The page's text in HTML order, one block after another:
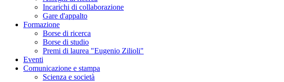
Incarichi di collaborazione
Gare d'appalto
Formazione
Borse di ricerca
Borse di studio
Premi di laurea "Eugenio Zilioli"
Eventi
Comunicazione e stampa
Scienza e società